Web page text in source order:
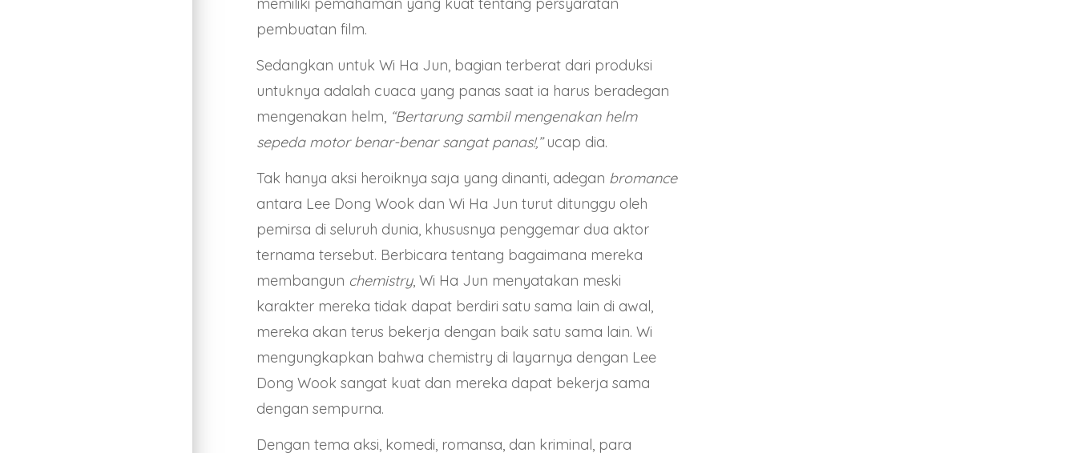
pembuatan film.
Sedangkan untuk Wi Ha Jun, bagian terberat dari produksi
untuknya adalah cuaca yang panas saat ia harus beradegan
mengenakan helm, “Bertarung sambil mengenakan helm
sepeda motor benar-benar sangat panas!,”ucap dia.
Tak hanya aksi heroiknya saja yang dinanti, adegan bromance
antara Lee Dong Wook dan Wi Ha Jun turut ditunggu oleh
pemirsa di seluruh dunia, khususnya penggemar dua aktor
ternama tersebut. Berbicara tentang bagaimana mereka
membangun chemistry, Wi Ha Jun menyatakan meski
karakter mereka tidak dapat berdiri satu sama lain di awal,
mereka akan terus bekerja dengan baik satu sama lain. Wi
mengungkapkan bahwa chemistry di layarnya dengan Lee
Dong Wook sangat kuat dan mereka dapat bekerja sama
dengan sempurna.
Dengan tema aksi, komedi, romansa, dan kriminal, para